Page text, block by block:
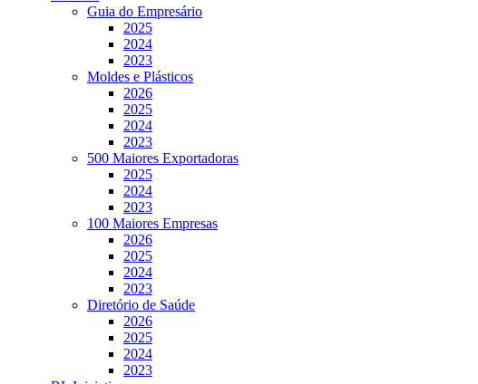
Guia do Empresário
2025
2024
2023
Moldes e Plásticos
2026
2025
2024
2023
500 Maiores Exportadoras
2025
2024
2023
100 Maiores Empresas
2026
2025
2024
2023
Diretório de Saúde
2026
2025
2024
2023